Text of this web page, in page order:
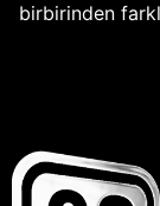
birbirinden